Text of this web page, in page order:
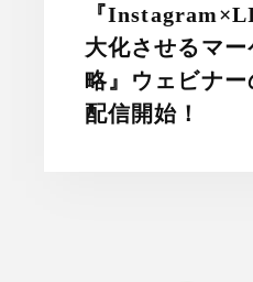
『
大化させるマ
略』ウェビナ
配信開始！